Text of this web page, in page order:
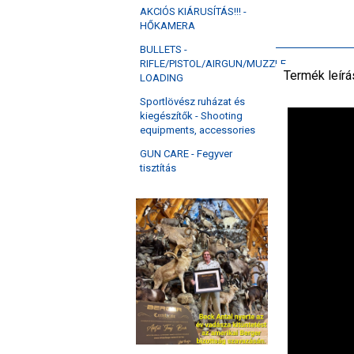
AKCIÓS KIÁRUSÍTÁS!!! -
HŐKAMERA
BULLETS -
RIFLE/PISTOL/AIRGUN/MUZZLE
LOADING
Sportlövész ruházat és
kiegészítők - Shooting
equipments, accessories
GUN CARE - Fegyver
tisztítás
Termék